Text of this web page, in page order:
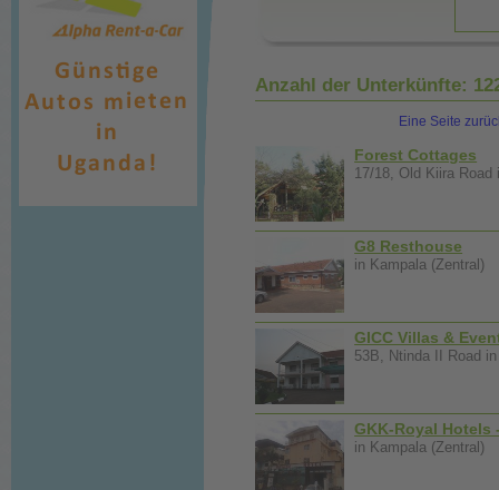
Anzahl der Unterkünfte:
Eine Seite
Forest Cottages
17/18, Old Kiira Road
G8 Resthouse
in Kampala (Zentral)
GICC Villas &
53B, Ntinda II Road
GKK-Royal Hotels
in Kampala (Zentral)